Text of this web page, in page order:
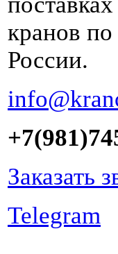
кранов по
России.
Заказать
Telegram